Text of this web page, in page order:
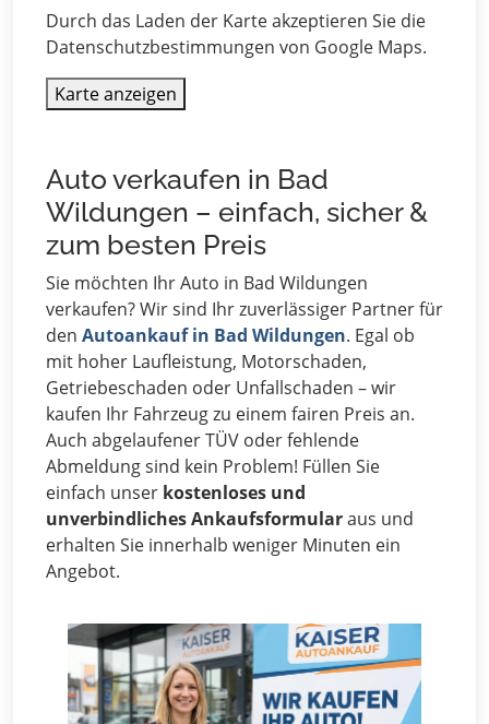
Durch das Laden der Karte akzeptieren Sie die
Datenschutzbestimmungen von Google Maps.
Karte anzeigen
Auto verkaufen in Bad
Wildungen – einfach, sicher &
zum besten Preis
Sie möchten Ihr Auto in Bad Wildungen
verkaufen? Wir sind Ihr zuverlässiger Partner für
den Autoankauf in Bad Wildungen. Egal ob
mit hoher Laufleistung, Motorschaden,
Getriebeschaden oder Unfallschaden – wir
kaufen Ihr Fahrzeug zu einem fairen Preis an.
Auch abgelaufener TÜV oder fehlende
Abmeldung sind kein Problem! Füllen Sie
einfach unser kostenloses und
unverbindliches Ankaufsformularaus und
erhalten Sie innerhalb weniger Minuten ein
Angebot.